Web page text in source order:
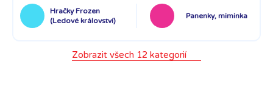
Hračky Frozen
(Ledové království)
Panenky, miminka
Zobrazit všech 12 kategorií